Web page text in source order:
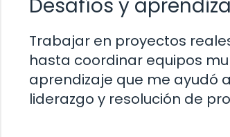
Desafíos y
Trabajar en proyectos
hasta coordinar equipos
aprendizaje que me ayudó
liderazgo y resolución de